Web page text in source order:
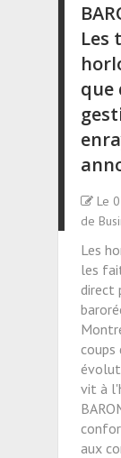
Les
que
Le
de
Les
les
direct
coups
vit à
aux